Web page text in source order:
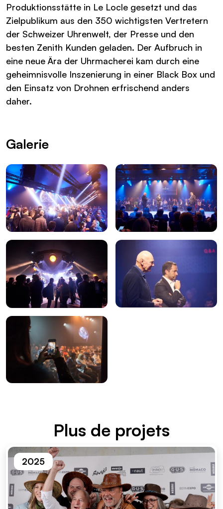
Produktionsstätte in Le Locle gesetzt und das
Zielpublikum aus den 350 wichtigsten Vertretern
der Schweizer Uhrenwelt, der Presse und den
besten Zenith Kunden geladen. Der Aufbruch in
eine neue Ära der Uhrmacherei kam durch eine
geheimnisvolle Inszenierung in einer Black Box und
den Einsatz von Drohnen erfrischend anders
daher.
Galerie
Plus de projets
2025